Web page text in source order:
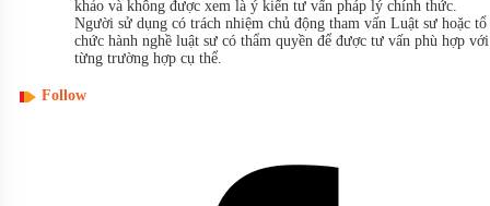
khảo và không được xem là ý kiến tư vấn pháp lý chính thức.
Người sử dụng có trách nhiệm chủ động tham vấn Luật sư hoặc tổ
chức hành nghề luật sư có thẩm quyền để được tư vấn phù hợp với
từng trường hợp cụ thể.
Follow